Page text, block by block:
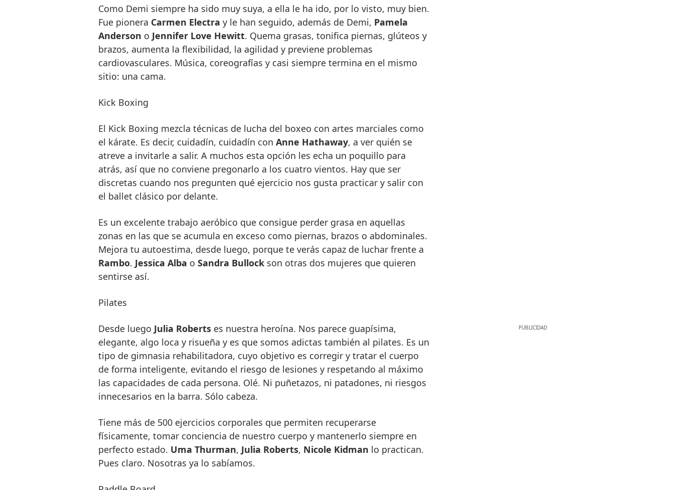
Como Demi siempre ha sido muy suya, a ella le ha ido, por lo visto, muy bien.
Fue pionera Carmen Electra y le han seguido, además de Demi, Pamela
Anderson o Jennifer Love Hewitt. Quema grasas, tonifica piernas, glúteos y
brazos, aumenta la flexibilidad, la agilidad y previene problemas
cardiovasculares. Música, coreografías y casi siempre termina en el mismo
sitio: una cama.
Kick Boxing
El Kick Boxing mezcla técnicas de lucha del boxeo con artes marciales como
el kárate. Es decir, cuidadín, cuidadín con Anne Hathaway, a ver quién se
atreve a invitarle a salir. A muchos esta opción les echa un poquillo para
atrás, así que no conviene pregonarlo a los cuatro vientos. Hay que ser
discretas cuando nos pregunten qué ejercicio nos gusta practicar y salir con
el ballet clásico por delante.
Es un excelente trabajo aeróbico que consigue perder grasa en aquellas
zonas en las que se acumula en exceso como piernas, brazos o abdominales.
Mejora tu autoestima, desde luego, porque te verás capaz de luchar frente a
Rambo. Jessica Alba o Sandra Bullockson otras dos mujeres que quieren
sentirse así.
Pilates
Desde luego Julia Robertses nuestra heroína. Nos parece guapísima,
elegante, algo loca y risueña y es que somos adictas también al pilates. Es un
tipo de gimnasia rehabilitadora, cuyo objetivo es corregir y tratar el cuerpo
de forma inteligente, evitando el riesgo de lesiones y respetando al máximo
las capacidades de cada persona. Olé. Ni puñetazos, ni patadones, ni riesgos
innecesarios en la barra. Sólo cabeza.
Tiene más de 500 ejercicios corporales que permiten recuperarse
físicamente, tomar conciencia de nuestro cuerpo y mantenerlo siempre en
perfecto estado. Uma Thurman, Julia Roberts, Nicole Kidman lo practican.
Pues claro. Nosotras ya lo sabíamos.